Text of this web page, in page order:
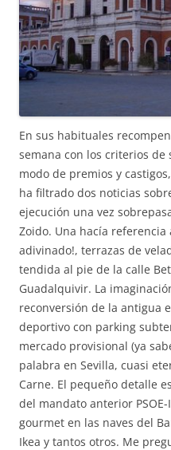
En sus habituales
semana con los criterios
modo de premios y
ha filtrado dos noticias
ejecución una vez
Zoido. Una hacía
adivinado!, terrazas de
tendida al pie de la calle
Guadalquivir. La
reconversión de la antigua
deportivo con parking
mercado provisional (ya
palabra en Sevilla, cuasi
Carne. El pequeño detalle
del mandato anterior
gourmet en las naves del
Ikea y tantos otros. Me